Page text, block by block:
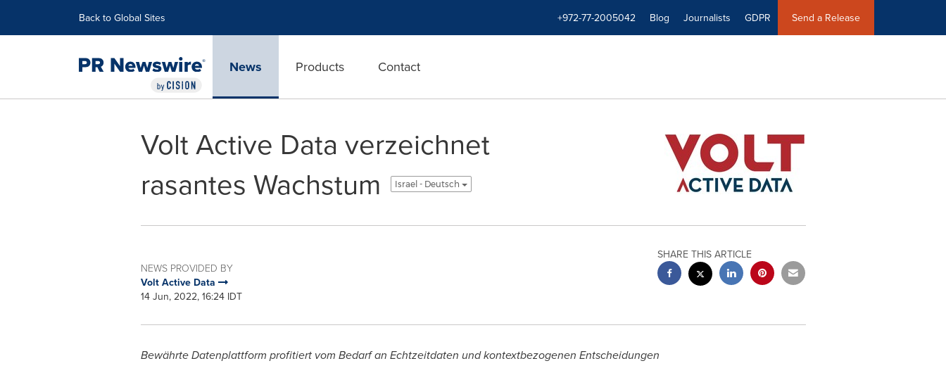
Back to Global Sites +972-77-2005042 Blog Journalists GDPR Send a Release
News Products Contact
Volt Active Data verzeichnet
rasantes Wachstum
Israel - Deutsch
NEWS PROVIDED BY
Volt Active Data
14 Jun, 2022, 16:24 IDT
SHARE THIS ARTICLE
Bewährte Datenplattform profitiert vom Bedarf an Echtzeitdaten und kontextbezogenen Entscheidungen